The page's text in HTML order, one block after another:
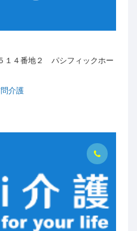
１４番地２ パシフィックホー
介護